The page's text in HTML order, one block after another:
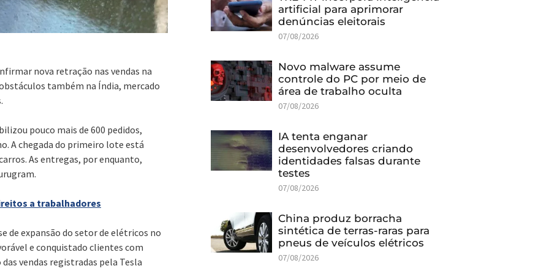
nova retração nas vendas na
também na Índia, mercado
pouco mais de 600 pedidos,
A chegada do primeiro lote está
As entregas, por enquanto,
a trabalhadores
de expansão do setor de elétricos no
e conquistado clientes com
vendas registradas pela Tesla
artificial para aprimorar
denúncias eleitorais
07/08/2026
Novo malware assume
controle do PC por meio de
área de trabalho oculta
07/08/2026
IA tenta enganar
desenvolvedores criando
identidades falsas durante
testes
07/08/2026
China produz borracha
sintética de terras-raras para
pneus de veículos elétricos
07/08/2026